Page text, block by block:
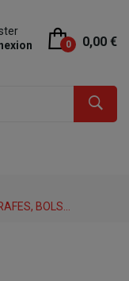
0 0,00 €
BOLS...